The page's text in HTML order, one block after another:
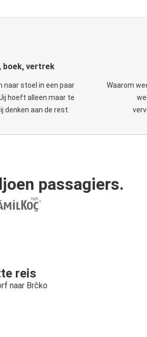
boek, vertrek
naar stoel in een paar
hoeft alleen maar te
denken aan de rest.
Waarom
passagiers.
reis
naar Brčko